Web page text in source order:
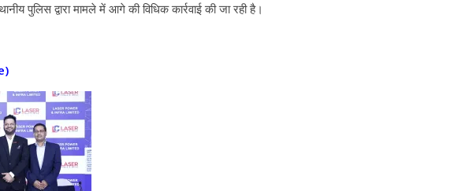
पुलिस द्वारा मामले में आगे की विधिक कार्रवाई की जा रही है।